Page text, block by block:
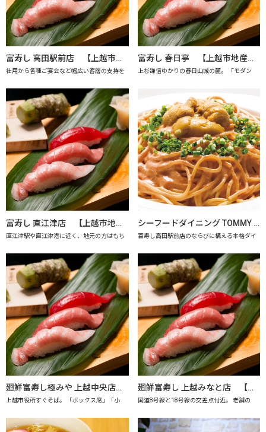
富寿し 高田駅前店 【上越市地産地消の店認定店】
社用から各種ご宴会など幅広い客層の支持を
富寿し 春日亭 【上越市地産地消の店認定店】
上杉謙信ゆかりの春日山城の麓。 「モダン
富寿し 直江津店 【上越市地産地消の店認定店】
直江津駅や直江津港に近く、地元の方はもち
シーフードダイニング TOMMY SAY 【上越市地産地消推進の店認定店】
富寿し高田駅前店のならびに構える本格ダイ
廻鮮富寿し極みや 上越中央店 【上越市地産地消の店認定店】
上越市役所すぐそば。 「ボックス席」「小
廻鮮富寿し 上越みなと店 【上越市地産地消の店認定店】
国道8号線と18号線の交差点付近。 老舗の